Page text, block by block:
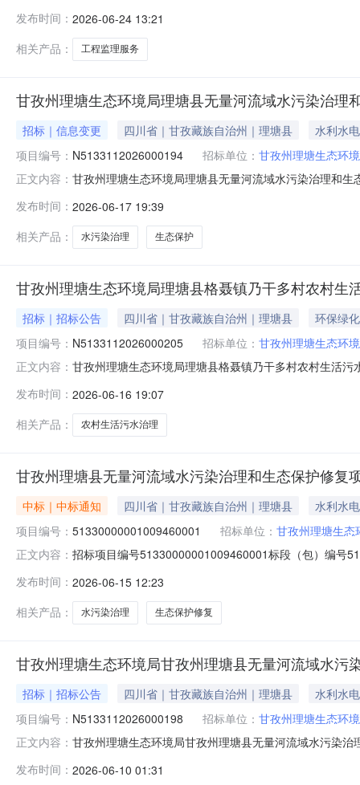
898,000.00元96.63四、主要标的信息合同包1(合同包一
发布时间： 2026-06-24 13:21
相关产品：
工程监理服务
甘孜州理塘生态环境局理塘县无量河流域水污染治理
招标｜信息变更 四川省｜甘孜藏族自治州｜理塘县
水利水电
项目编号： N5133112026000194 招标单位： 甘孜州理塘生态环
正文内容： 甘孜州理塘生态环境局理塘县无量河流域水污染治理和
应文件提交截止时间：2026-06-1810:00:00，更正为：
发布时间： 2026-06-17 19:39
相关产品：
水污染治理 生态保护
甘孜州理塘生态环境局理塘县格聂镇乃干多村农村生
招标｜招标公告 四川省｜甘孜藏族自治州｜理塘县
环保绿化
项目编号： N5133112026000205 招标单位： 甘孜州理塘生态环
正文内容： 甘孜州理塘生态环境局理塘县格聂镇乃干多村农村生活
购。一、项目基本情况项目编号：N5133112026000205
需求附件合
发布时间： 2026-06-16 19:07
相关产品：
农村生活污水治理
甘孜州理塘县无量河流域水污染治理和生态保护修复
中标｜中标通知 四川省｜甘孜藏族自治州｜理塘县
水利水电
项目编号： 51330000001009460001 招标单位： 甘孜州理塘生态
正文内容： 招标项目编号51330000001009460001标段（包）编号
州理塘县无量河流域水污染治理和生态保护修复项目施
发布时间： 2026-06-15 12:23
相关产品：
水污染治理 生态保护修复
甘孜州理塘生态环境局甘孜州理塘县无量河流域水
招标｜招标公告 四川省｜甘孜藏族自治州｜理塘县
水利水电
项目编号： N5133112026000198 招标单位： 甘孜州理塘生态环
正文内容： 甘孜州理塘生态环境局甘孜州理塘县无量河流域水污染
件。本项目通过项目电子化交易系统实行电子化采购。
发布时间： 2026-06-10 01:31